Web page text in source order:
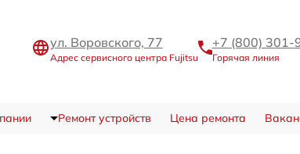
ул. Воровского, 77
Адрес сервисного центра Fujitsu
+7 (800) 301-
Горячая линия
Ремонт устройств Цена ремонта